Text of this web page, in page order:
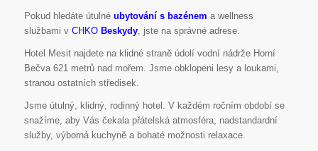
Pokud hledáte útulné ubytování s bazénem a wellness
službami v CHKO Beskydy, jste na správné adrese.
Hotel Mesit najdete na klidné straně údolí vodní nádrže Horní
Bečva 621 metrů nad mořem. Jsme obklopeni lesy a loukami,
stranou ostatních středisek.
Jsme útulný, klidný, rodinný hotel. V každém ročním období se
snažíme, aby Vás čekala přátelská atmosféra, nadstandardní
služby, výborná kuchyně a bohaté možnosti relaxace.